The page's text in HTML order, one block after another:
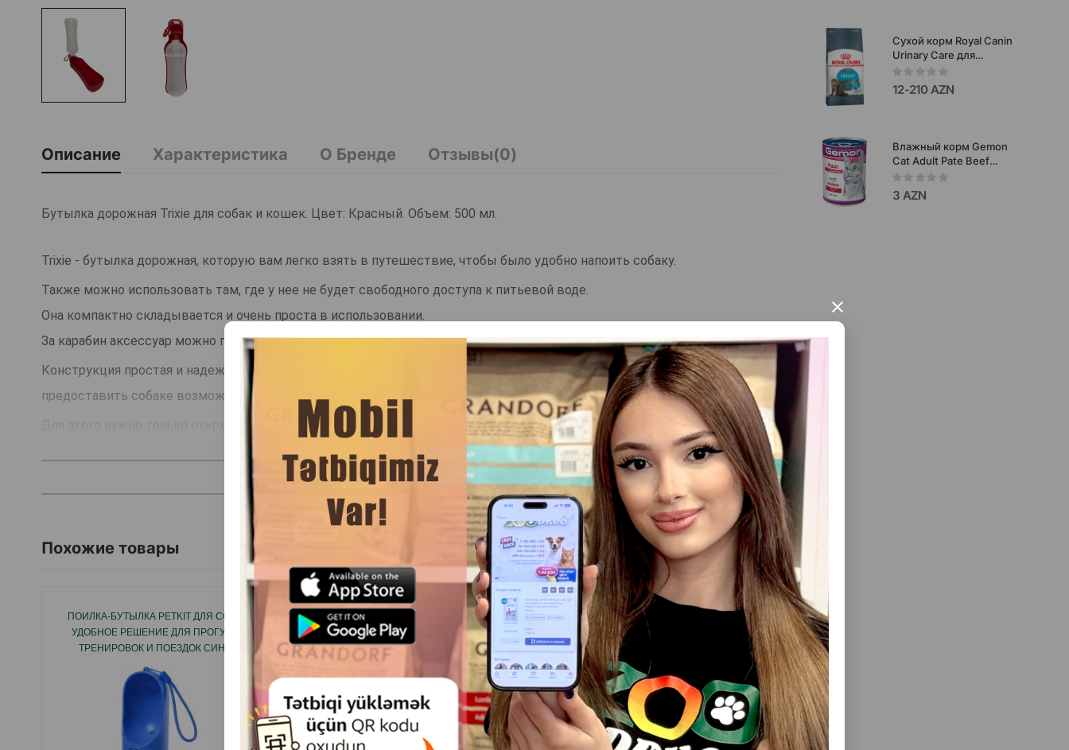
×
Описание Характеристика О Бренде Отзывы(0)
Бутылка дорожная Trixie для собак и кошек. Цвет: Красный. Объем: 500 мл.
Trixie - бутылка дорожная, которую вам легко взять в путешествие, чтобы было удобно напоить собаку.
Также можно использовать там, где у нее не будет свободного доступа к питьевой воде.
Она компактно складывается и очень проста в использовании.
За карабин аксессуар можно подвесить к рюкзаку или сумке, чтобы в путешествии всегда иметь под рукой.
Конструкция простая и надежная, поскольку кроме бутылочки содержит еще подставку, куда можно вылить воду и
предоставить собаке возможность удобно попить.
Для этого нужно только открыть пробку и перевернуть бутылочку.
После использования она компактно складывается и не занимает много места.
Специальный карабин позволяет подвесить ее на туристический рюкзак или пристегнуть к сумке, чтобы всегда иметь
Кроме этого, оснащена она съемной плечевой веревкой.
Выполнена бутылка дорожная из пищевого пластика, поэтому имеет незначительный вес, что немаловажно для
Пластик имеет гладкую поверхность, совершенно безопасен и легко моется.
ЧИТАТЬ ДАЛЬШЕ
Похожие товары Смотреть Все
ПОИЛКА-БУТЫЛКА PETKIT ДЛЯ СОБАК-
УДОБНОЕ РЕШЕНИЕ ДЛЯ ПРОГУЛОК,
ТРЕНИРОВОК И ПОЕЗДОК СИНИЙ
АВТОПОИЛКА NUNBELL PET WATER
FOUNTAIN NB0064 ПИТЬЕВОЙ
ФОНТАНЧИК ДЛЯ ЖИВОТНЫХ. ЦВЕТ:
БЕЛО-СИНИЙ. ФОРМА: КВАДРАТНАЯ
.ОБЪЕМ: 2.5 ЛИТРА.
АВТОПОИЛКА - АВТОКОРМУШКА
CADOPET WATER BOWL ДЛЯ СОБАК И
КОШЕК. ЦВЕТ ФИОЛЕТОВЫЙ . ОБЪЕМ
1750 МЛТР.
АВТОПОИЛКА NUNBELL #063 PET WATER
FOUNTAIN ПИТЬЕВОЙ ФОНТАНЧИК ДЛЯ
ФОРМА: КРУГЛАЯ .ОБЪЕМ: 2.5 ЛИТРА.
Сухой корм Royal Canin
Urinary Care для
взрослых кошек при
профилактики
мочекаменной болезни
12-210 AZN
Влажный корм Gemon
Cat Adult Pate Beef
паштет для взрослых
кошек со вкусом
говядины 400 гр #99961.
3 AZN